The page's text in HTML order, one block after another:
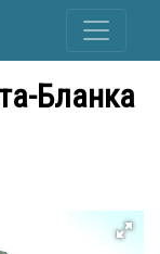
Бланка